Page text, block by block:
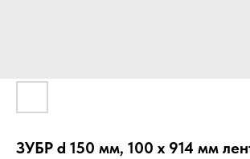
ЗУБР d 150 мм, 100 х 914 мм